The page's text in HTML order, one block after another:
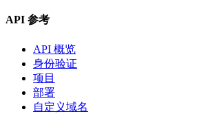
API 参考
API 概览
身份验证
项目
部署
自定义域名